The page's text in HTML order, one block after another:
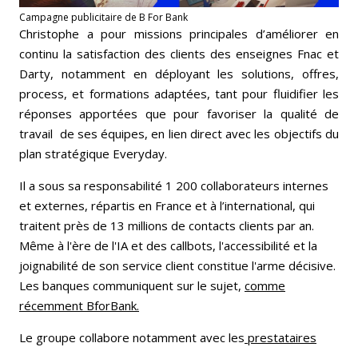
Campagne publicitaire de B For Bank
Christophe a pour missions principales d’améliorer en
continu la satisfaction des clients des enseignes Fnac et
Darty, notamment en déployant les solutions, offres,
process, et formations adaptées, tant pour fluidifier les
réponses apportées que pour favoriser la qualité de
travail de ses équipes, en lien direct avec les objectifs du
plan stratégique Everyday.
Il a sous sa responsabilité 1 200 collaborateurs internes
et externes, répartis en France et à l’international, qui
traitent près de 13 millions de contacts clients par an.
Même à l'ère de l'IA et des callbots, l'accessibilité et la
joignabilité de son service client constitue l'arme décisive.
Les banques communiquent sur le sujet, comme
récemment BforBank.
Le groupe collabore notamment avec les prestataires